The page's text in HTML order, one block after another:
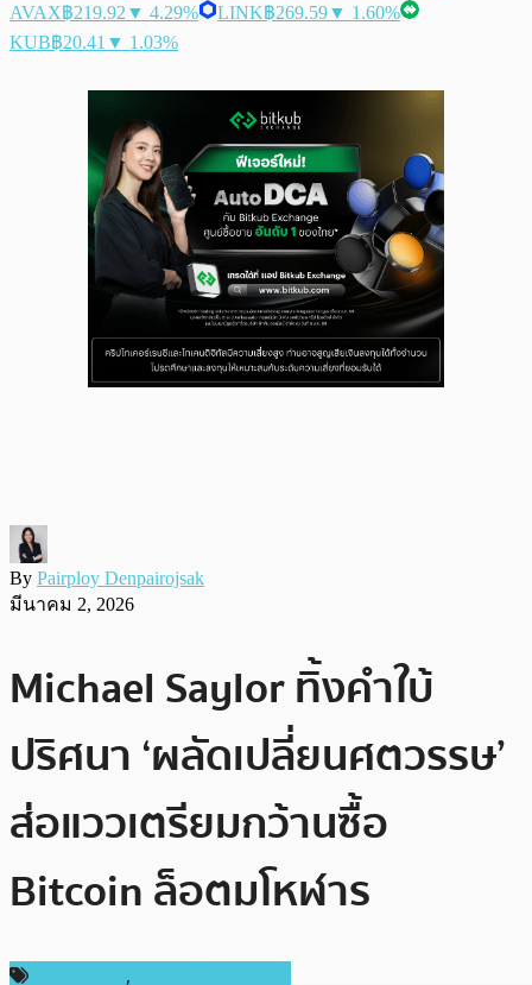
AVAX฿219.92 ▼ 4.29% LINK฿269.59▼ 1.60%
KUB฿20.41 ▼ 1.03%
By Pairploy Denpairojsak
มีนาคม 2, 2026
Michael Saylor ทิ้งคำใบ้
ปริศนา ‘ผลัดเปลี่ยนศตวรรษ’
ส่อแววเตรียมกว้านซื้อ
Bitcoin ล็อตมโหฬาร
,